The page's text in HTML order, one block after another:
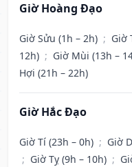
Giờ Hoàng Đạo
Giờ Sửu (1h – 2h) ; Giờ
12h) ; Giờ Mùi (13h –
Hợi (21h – 22h)
Giờ Hắc Đạo
Giờ Tí (23h – 0h) ; Giờ
; Giờ Tỵ (9h – 10h) ;